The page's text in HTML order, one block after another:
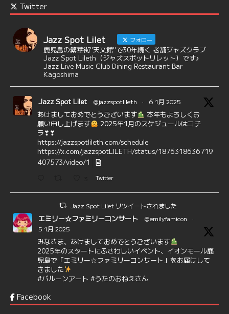
Twitter
Jazz Spot Lilet フォロー
鹿児島の繁華街"天文館"で30年続く 老舗ジャズクラブ
Jazz Spot Lileth（ジャズスポットリレット）です♪
Jazz Live Music Club Dining Restaurant Bar
Kagoshima
Jazz Spot Lilet @jazzspotlileth · 6 1月 2025
あけましておめでとうございます
本年もよろしくお
願い申し上げます
2025年1月のスケジュールはコチ
ラ❣❣
https://jazzspotlileth.com/schedule
https://x.com/jazzspotLILETH/status/1876318636719
407573/video/1
Twitter
Jazz Spot Lilet リツイートされました
エミリー☆ファミリーコンサート @emilyfamicon
·
5 1月 2025
みなさま、あけましておめでとうございます
2025年のスタートにふさわしいイベント、イオンモール鹿
児島で「エミリー☆ファミリーコンサート」をお届けして
きました
#バルーンアート #うたのおねえさん
6 7
Facebook